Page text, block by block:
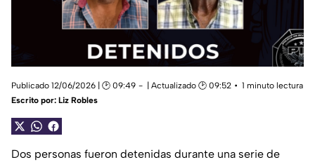
Publicado 12/06/2026 | 🕑 09:49 | Actualizado 🕑 09:52
1 minuto lectura
Escrito por: Liz Robles
Dos personas fueron detenidas durante una serie de